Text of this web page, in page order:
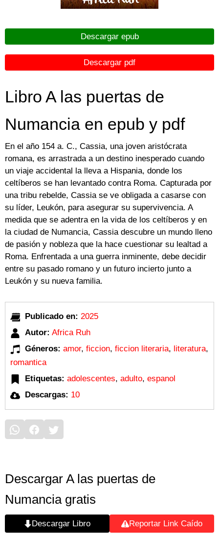
Descargar epub
Descargar pdf
Libro A las puertas de
Numancia en epub y pdf
En el año 154 a. C., Cassia, una joven aristócrata
romana, es arrastrada a un destino inesperado cuando
un viaje accidental la lleva a Hispania, donde los
celtíberos se han levantado contra Roma. Capturada por
una tribu rebelde, Cassia se ve obligada a casarse con
su líder, Leukón, para asegurar su supervivencia. A
medida que se adentra en la vida de los celtíberos y en
la ciudad de Numancia, Cassia descubre un mundo lleno
de pasión y nobleza que la hace cuestionar su lealtad a
Roma. Enfrentada a una guerra inminente, debe decidir
entre su pasado romano y un futuro incierto junto a
Leukón y su nueva familia.
Publicado en: 2025
Autor: Africa Ruh
Géneros: amor, ficcion, ficcion literaria, literatura,
romantica
Etiquetas: adolescentes, adulto, espanol
Descargas: 10
Descargar A las puertas de
Numancia gratis
Descargar Libro Reportar Link Caído